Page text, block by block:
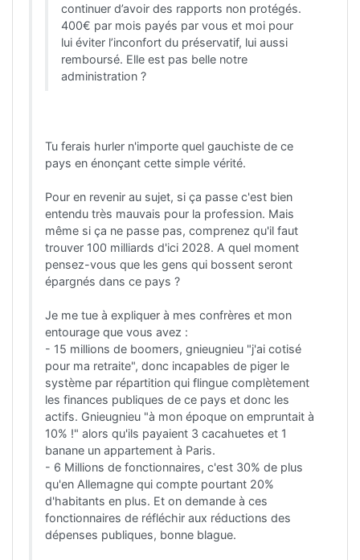
continuer d’avoir des rapports non protégés.
400€ par mois payés par vous et moi pour
lui éviter l’inconfort du préservatif, lui aussi
remboursé. Elle est pas belle notre
administration ?
Tu ferais hurler n'importe quel gauchiste de ce
pays en énonçant cette simple vérité.
Pour en revenir au sujet, si ça passe c'est bien
entendu très mauvais pour la profession. Mais
même si ça ne passe pas, comprenez qu'il faut
trouver 100 milliards d'ici 2028. A quel moment
pensez-vous que les gens qui bossent seront
épargnés dans ce pays ?
Je me tue à expliquer à mes confrères et mon
entourage que vous avez :
- 15 millions de boomers, gnieugnieu "j'ai cotisé
pour ma retraite", donc incapables de piger le
système par répartition qui flingue complètement
les finances publiques de ce pays et donc les
actifs. Gnieugnieu "à mon époque on empruntait à
10% !" alors qu'ils payaient 3 cacahuetes et 1
banane un appartement à Paris.
- 6 Millions de fonctionnaires, c'est 30% de plus
qu'en Allemagne qui compte pourtant 20%
d'habitants en plus. Et on demande à ces
fonctionnaires de réfléchir aux réductions des
dépenses publiques, bonne blague.